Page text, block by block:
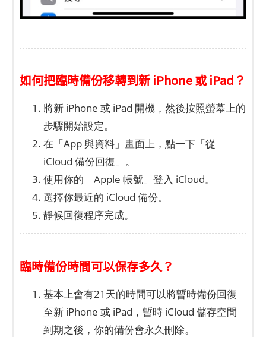
如何把臨時備份移轉到新 iPhone 或 iPad？
將新 iPhone 或 iPad 開機，然後按照螢幕上的
步驟開始設定。
在「App 與資料」畫面上，點一下「從
iCloud 備份回復」。
使用你的「Apple 帳號」登入 iCloud。
選擇你最近的 iCloud 備份。
靜候回復程序完成。
臨時備份時間可以保存多久？
基本上會有21天的時間可以將暫時備份回復
至新 iPhone 或 iPad，暫時 iCloud 儲存空間
到期之後，你的備份會永久刪除。